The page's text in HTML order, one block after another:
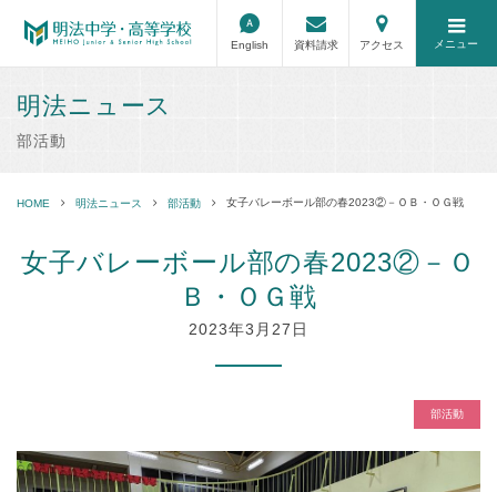
English 資料請求 アクセス メニュー
明法ニュース
部活動
HOME 明法ニュース 部活動 女子バレーボール部の春2023②－ＯＢ・ＯＧ戦
女子バレーボール部の春2023②－Ｏ
Ｂ・ＯＧ戦
2023年3月27日
部活動